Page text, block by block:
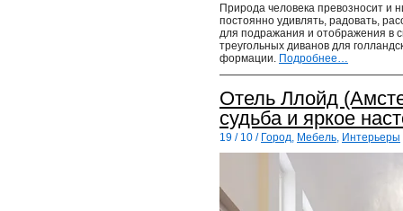
Природа человека превозносит и
постоянно удивлять, радовать,
для подражания и отображения в
треугольных диванов для
формации. Подробнее…
Отель Ллойд
судьба и яркое
19 / 10 / Город Мебель Интерьеры